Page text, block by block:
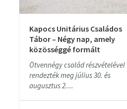
Kapocs Unitárius Családos
Tábor – Négy nap, amely
közösséggé formált
Ötvennégy család részvételével
rendezték meg július 30. és
augusztus 2....